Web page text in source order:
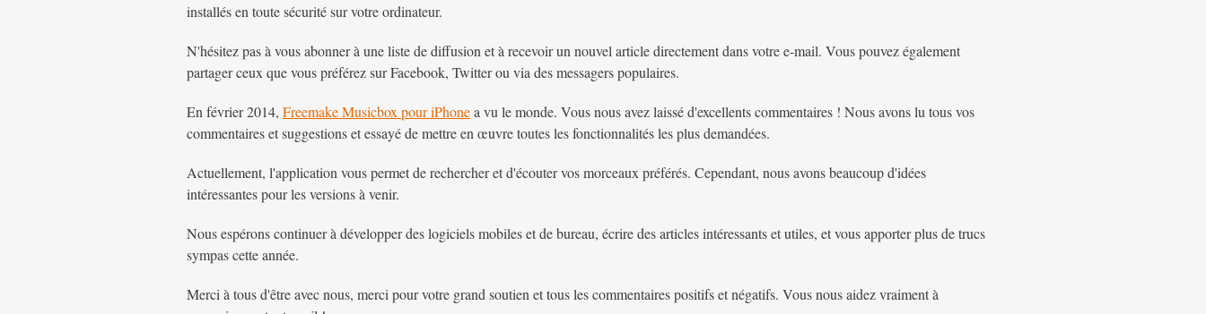
installés en toute sécurité sur votre ordinateur.
N'hésitez pas à vous abonner à une liste de diffusion et à recevoir un nouvel article directement dans votre e-mail. Vous pouvez également
partager ceux que vous préférez sur Facebook, Twitter ou via des messagers populaires.
En février 2014, Freemake Musicbox pour iPhonea vu le monde. Vous nous avez laissé d'excellents commentaires ! Nous avons lu tous vos
commentaires et suggestions et essayé de mettre en œuvre toutes les fonctionnalités les plus demandées.
Actuellement, l'application vous permet de rechercher et d'écouter vos morceaux préférés. Cependant, nous avons beaucoup d'idées
intéressantes pour les versions à venir.
Nous espérons continuer à développer des logiciels mobiles et de bureau, écrire des articles intéressants et utiles, et vous apporter plus de trucs
sympas cette année.
Merci à tous d'être avec nous, merci pour votre grand soutien et tous les commentaires positifs et négatifs. Vous nous aidez vraiment à